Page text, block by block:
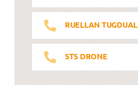
RUELLAN TUGDUAL
STS DRONE